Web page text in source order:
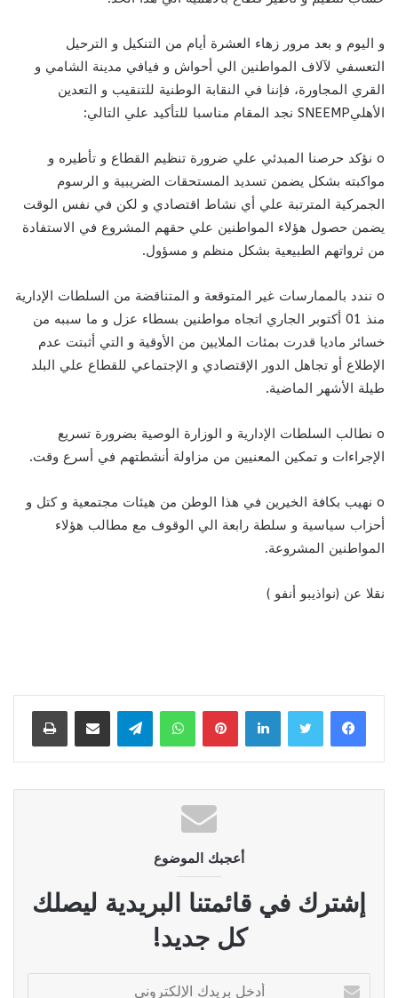
و اليوم و بعد مرور زهاء العشرة أيام من التنكيل و الترحيل
التعسفي لآلاف المواطنين الي أحواش و فيافي مدينة الشامي و
القري المجاورة، فإننا في النقابة الوطنية للتنقيب و التعدين
الأهليSNEEMP نجد المقام مناسبا للتأكيد علي التالي:
o نؤكد حرصنا المبدئي علي ضرورة تنظيم القطاع و تأطيره و
مواكبته بشكل يضمن تسديد المستحقات الضريبية و الرسوم
الجمركية المترتبة علي أي نشاط اقتصادي و لكن في نفس الوقت
يضمن حصول هؤلاء المواطنين علي حقهم المشروع في الاستفادة
من ثرواتهم الطبيعية بشكل منظم و مسؤول.
o نندد بالممارسات غير المتوقعة و المتناقضة من السلطات الإدارية
منذ 01 أكتوبر الجاري اتجاه مواطنين بسطاء عزل و ما سببه من
خسائر ماديا قدرت بمئات الملايين من الأوقية و التي أثبتت عدم
الإطلاع أو تجاهل الدور الإقتصادي و الإجتماعي للقطاع علي البلد
طيلة الأشهر الماضية.
o نطالب السلطات الإدارية و الوزارة الوصية بضرورة تسريع
الإجراءات و تمكين المعنيين من مزاولة أنشطتهم في أسرع وقت.
o نهيب بكافة الخيرين في هذا الوطن من هيئات مجتمعية و كتل و
أحزاب سياسية و سلطة رابعة الي الوقوف مع مطالب هؤلاء
المواطنين المشروعة.
نقلا عن (نواذيبو أنفو )
لينكدإن بينتيريستواتساب تيلقرام مشاركة عبر البريد طباعة
أعجبك الموضوع
إشترك في قائمتنا البريدية ليصلك
كل جديد!